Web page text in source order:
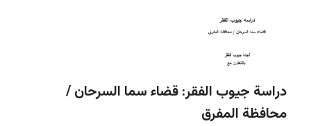
دراسة جيوب الفقر: قضاء سما السرحان /
محافظة المفرق